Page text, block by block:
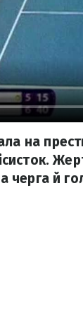
на
черга й